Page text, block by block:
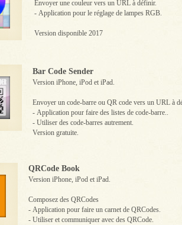
Envoyer une couleur vers un URL à définir.
- Application pour le réglage de lampes RGB.
Version disponible 2017
Bar Code Sender
Version iPhone, iPod et iPad.
Envoyer un code-barre ou QR code vers un URL à
- Application pour faire des listes de code-barre..
- Utiliser des code-barres autrement.
Version gratuite.
QRCode Book
Version iPhone, iPod et iPad.
Composez des QRCodes
- Application pour faire un carnet de QRCodes.
- Utiliser et communiquer avec des QRCode.